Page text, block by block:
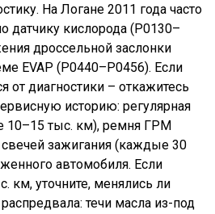
На Логане 2011 года часто
датчику кислорода (P0130–
дроссельной заслонки
EVAP (P0440–P0456). Если
от диагностики – откажитесь
историю: регулярная
10–15 тыс. км), ремня ГРМ
зажигания (каждые 30
автомобиля. Если
км, уточните, менялись ли
течи масла из-под